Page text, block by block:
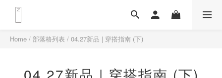
Home / 部落格列表 / 04.27新品 | 穿搭指南 (下)
04.27新品 | 穿搭指南 (下)